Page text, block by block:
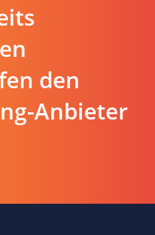
den
Anbieter